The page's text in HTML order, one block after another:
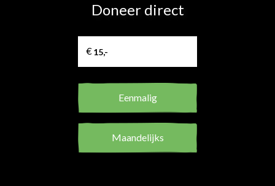
Doneer direct
Eenmalig
Maandelijks